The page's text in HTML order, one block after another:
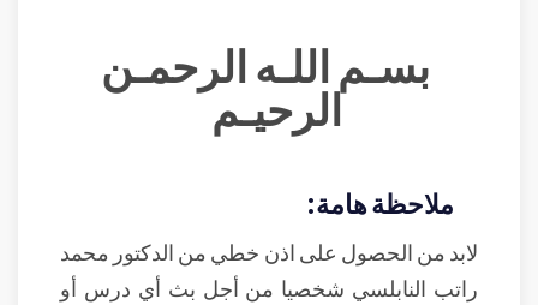
بسـم اللـه الرحمـن
الرحيـم
ملاحظة هامة:
لابد من الحصول على اذن خطي من الدكتور محمد
راتب النابلسي شخصيا من أجل بث أي درس أو